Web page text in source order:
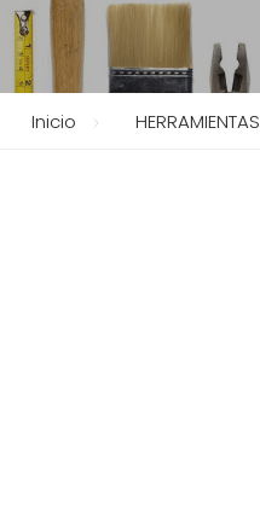
Inicio HERRAMIENTAS